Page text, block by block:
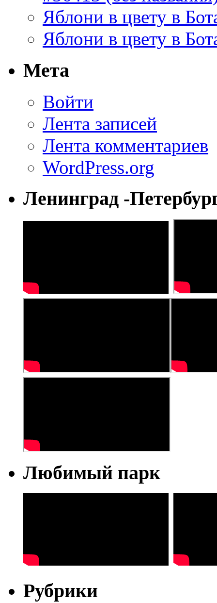
Яблони в цвету в
Яблони в цвету в
Мета
Войти
Лента записей
Лента комментариев
WordPress.org
Ленинград -
Любимый парк
Рубрики